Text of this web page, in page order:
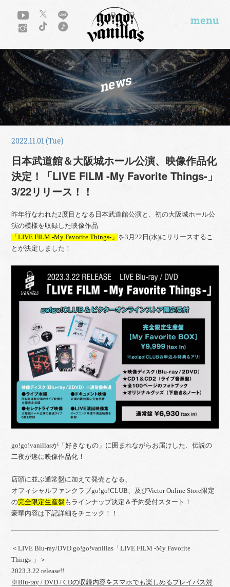
menu
news
2022.11.01 (Tue)
日本武道館＆大阪城ホール公演、映像作品化
決定！「LIVE FILM -My Favorite Things-」
3/22リリース！！
昨年行なわれた2度目となる日本武道館公演と、初の大阪城ホール公
演の模様を収録した映像作品
「LIVE FILM -My Favorite Things-」 を3月22日(水)にリリースするこ
とが決定しました！
go!go!vanillasが「好きなもの」に囲まれながらお届けした、伝説の
二夜が遂に映像作品化！
店頭に並ぶ通常盤に加えて発売となる、
オフィシャルファンクラブgo!go!CLUB、及びVictor Online Store限定
の完全限定生産盤もラインナップ決定＆予約受付スタート！
豪華内容は下記詳細をチェック！！
＜LIVE Blu-ray/DVD go!go!vanillas「LIVE FILM -My Favorite
Things-」＞
2023.3.22 release!!
※Blu-ray / DVD / CDの収録内容をスマホでも楽しめるプレイパス対